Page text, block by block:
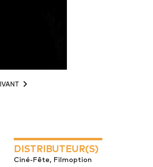
DISTRIBUTEUR(S)
Ciné-Fête, Filmoption